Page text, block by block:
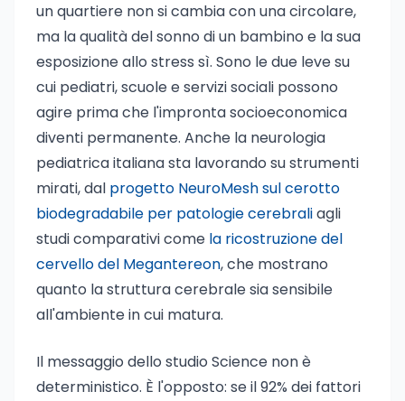
un quartiere non si cambia con una circolare,
ma la qualità del sonno di un bambino e la sua
esposizione allo stress sì. Sono le due leve su
cui pediatri, scuole e servizi sociali possono
agire prima che l'impronta socioeconomica
diventi permanente. Anche la neurologia
pediatrica italiana sta lavorando su strumenti
mirati, dal progetto NeuroMesh sul cerotto
biodegradabile per patologie cerebraliagli
studi comparativi come la ricostruzione del
cervello del Megantereon, che mostrano
quanto la struttura cerebrale sia sensibile
all'ambiente in cui matura.
Il messaggio dello studio Science non è
deterministico. È l'opposto: se il 92% dei fattori